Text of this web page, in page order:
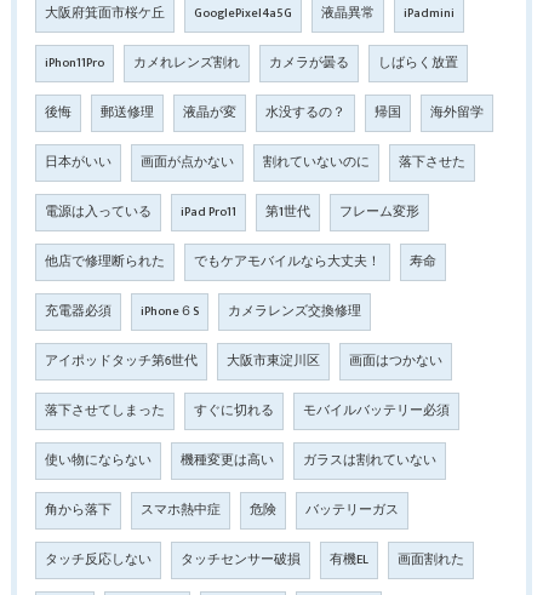
大阪府箕面市桜ケ丘 GooglePixel4a5G 液晶異常 iPadmini
iPhon11Pro カメれレンズ割れ カメラが曇る しばらく放置
後悔 郵送修理 液晶が変 水没するの？ 帰国 海外留学
日本がいい 画面が点かない 割れていないのに 落下させた
電源は入っている iPad Pro11 第1世代 フレーム変形
他店で修理断られた でもケアモバイルなら大丈夫！ 寿命
充電器必須 iPhone６S カメラレンズ交換修理
アイポッドタッチ第6世代 大阪市東淀川区 画面はつかない
落下させてしまった すぐに切れる モバイルバッテリー必須
使い物にならない 機種変更は高い ガラスは割れていない
角から落下 スマホ熱中症 危険 バッテリーガス
タッチ反応しない タッチセンサー破損 有機EL 画面割れた